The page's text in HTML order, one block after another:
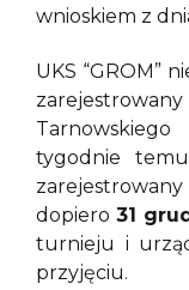
wnioskiem z
UKS “GROM”
tygodnie
dopiero31
turnieju i
przyjęciu.